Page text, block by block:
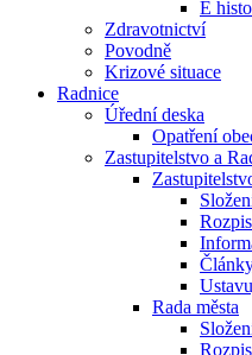
E
Zdravotnictví
Povodně
Krizové situace
Radnice
Úřední deska
Opatření
Zastupitelstvo a
Rada města